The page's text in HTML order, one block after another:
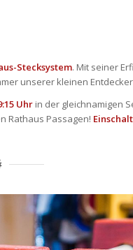
Stecksystem. Mit seiner
unserer kleinen
Uhrin der gleichnamigen
Rathaus Passagen!